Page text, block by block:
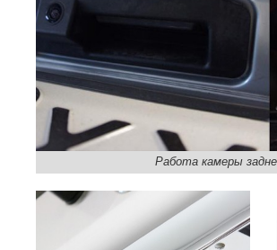
Работа камеры